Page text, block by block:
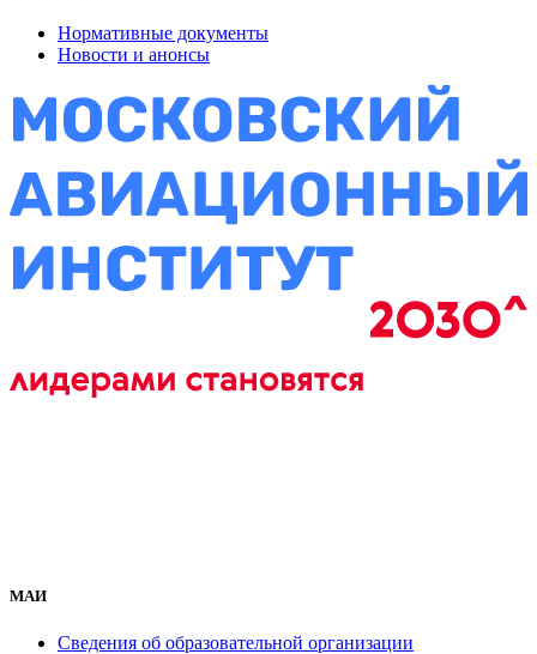
Нормативные документы
Новости и анонсы
МАИ
Сведения об образовательной организации